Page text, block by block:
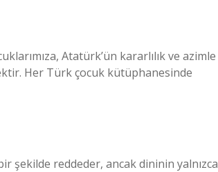
Atatürk’ün kararlılık ve azimle
Her Türk çocuk kütüphanesinde
reddeder, ancak dininin yalnızca